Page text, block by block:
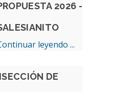
2026 -
leyendo ...
DE